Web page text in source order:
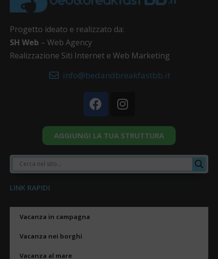
Progetto ideato e realizzato da:
SH Web – Web Agency
Realizzazione Siti Internet e Web Marketing
info@bedandbreakfastbb.it
AGGIUNGI LA TUA STRUTTURA
LINK RAPIDI
Vacanza in campagna
Vacanza nei borghi
Vacanza al mare